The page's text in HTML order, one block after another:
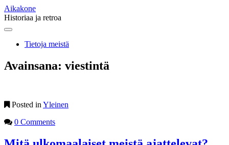
Aikakone
Historiaa ja retroa
Main
Skip
contentTietoja meistä
Avainsana: viestintä
Posted in Yleinen
0 Comments